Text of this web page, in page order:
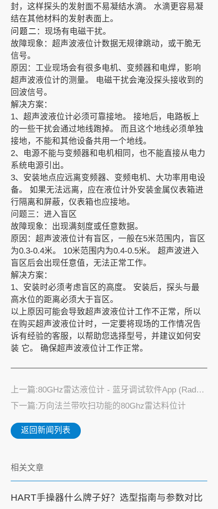
封，这样探头的发射面不易凝结水滴。 水滴更容易凝
结在其他材料的发射表面上。
问题二 ：现场有电磁干扰。
故障现象：超声波液位计数据无规律跳动，或干脆无
信号。
原因：工业现场会有很多电机、变频器和电焊，影响
超声波液位计的测量。 电磁干扰会淹没探头接收到的
回波信号。
解决方案：
1、超声波液位计必须可靠接地。 接地后，电路板上
的一些干扰会通过地线跑掉。 而且这个地线必须单独
接地，不能和其他设备共用一个地线。
2、电源不能与变频器和电机相同，也不能直接从电力
系统电源引出。
3、安装地点应远离变频器、变频电机、大功率用电设
备。 如果无法远离，应在液位计外安装金属仪表箱进
行隔离和屏蔽，仪表箱也应接地。
问题三：进入盲区
故障现象：出现满刻度或任意数据。
原因：超声波液位计有盲区，一般在5米范围内，盲区
为0.3-0.4米。 10米范围内为0.4-0.5米。 超声波进入
盲区后会出现任意值，无法正常工作。
解决方案：
1、安装时必须考虑盲区的高度。 安装后，探头与最
高水位的距离必须大于盲区。
以上原因可能会导致超声波液位计工作不正常，所以
在购买超声波液位计时，一定要将现场的工作情况告
诉有经验的客服，以帮助您选择型号，并建议如何安
装 它。 确保超声波液位计工作正常。
上一篇:80GHz雷达液位计 - 蓝牙调试软件App (RadarMe)
下一篇:万向法兰带吹扫功能的80Ghz雷达料位计
返回新闻列表
相关文章
HART手操器什么牌子好？选型指南与参数对比